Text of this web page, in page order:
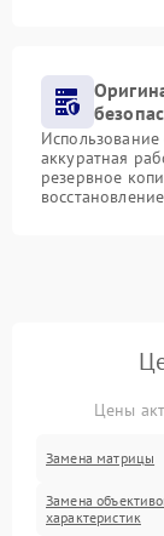
аккуратная
резервное
Цены
Замена матрицы
Замена
характеристик